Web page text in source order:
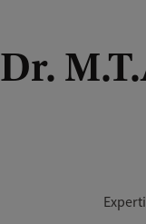
Dr.